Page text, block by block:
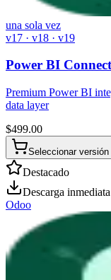
una sola vez
v17 · v18 · v19
Power BI
Premium Power BI
data layer
$499.00
Seleccionar versión
Destacado
Descarga inmediata
Odoo